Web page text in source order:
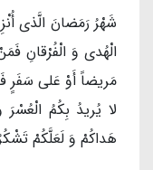
شَهْرُ رَمَضانَ‏ الَّذی
الْهُدى‏ وَ الْفُرْقانِ
مَریضاً أَوْ عَلى‏ سَفَرٍ
لا یُریدُ بِکُمُ الْعُسْرَ
هَداکُمْ وَ لَعَلَّکُمْ